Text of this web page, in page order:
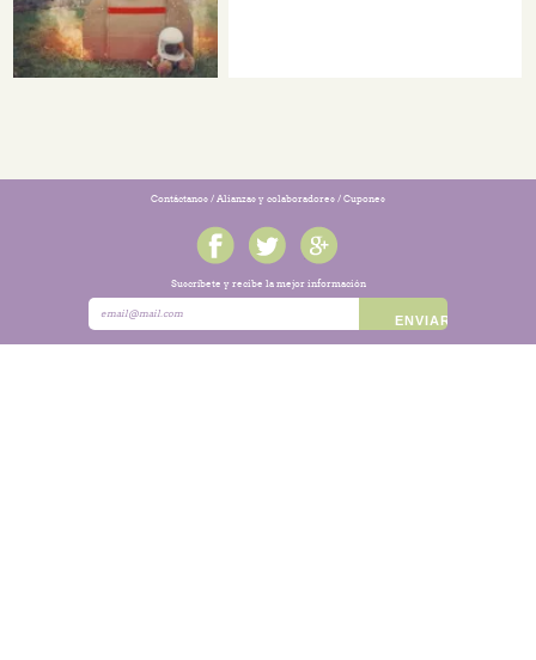
Contáctanos / Alianzas y colaboradores / Cupones
Suscríbete y recibe la mejor información